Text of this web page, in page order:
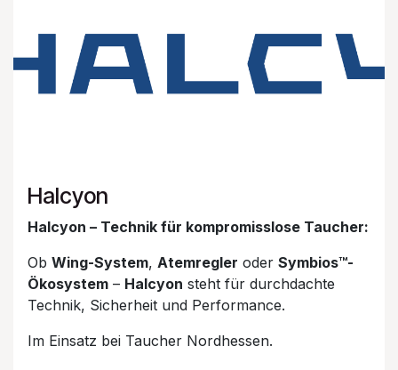
Halcyon
Halcyon – Technik für kompromisslose Taucher:
Ob Wing-System, Atemregler oder Symbios™-
Ökosystem – Halcyon steht für durchdachte
Technik, Sicherheit und Performance.
Im Einsatz bei Taucher Nordhessen.